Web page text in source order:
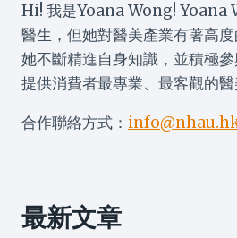
Hi! 我是Yoana Wong! Yoana
醫生，但她對醫美產業有著高度
她不斷精進自身知識，並積極
提供消費者最專業、最客觀的醫
合作聯絡方式：
最新文章